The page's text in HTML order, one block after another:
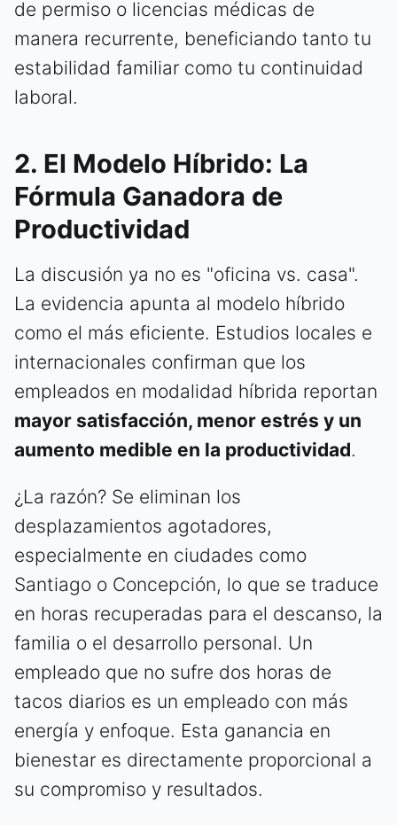
de permiso o licencias médicas de
manera recurrente, beneficiando tanto tu
estabilidad familiar como tu continuidad
laboral.
2. El Modelo Híbrido: La
Fórmula Ganadora de
Productividad
La discusión ya no es "oficina vs. casa".
La evidencia apunta al modelo híbrido
como el más eficiente. Estudios locales e
internacionales confirman que los
empleados en modalidad híbrida reportan
mayor satisfacción, menor estrés y un
aumento medible en la productividad.
¿La razón? Se eliminan los
desplazamientos agotadores,
especialmente en ciudades como
Santiago o Concepción, lo que se traduce
en horas recuperadas para el descanso, la
familia o el desarrollo personal. Un
empleado que no sufre dos horas de
tacos diarios es un empleado con más
energía y enfoque. Esta ganancia en
bienestar es directamente proporcional a
su compromiso y resultados.